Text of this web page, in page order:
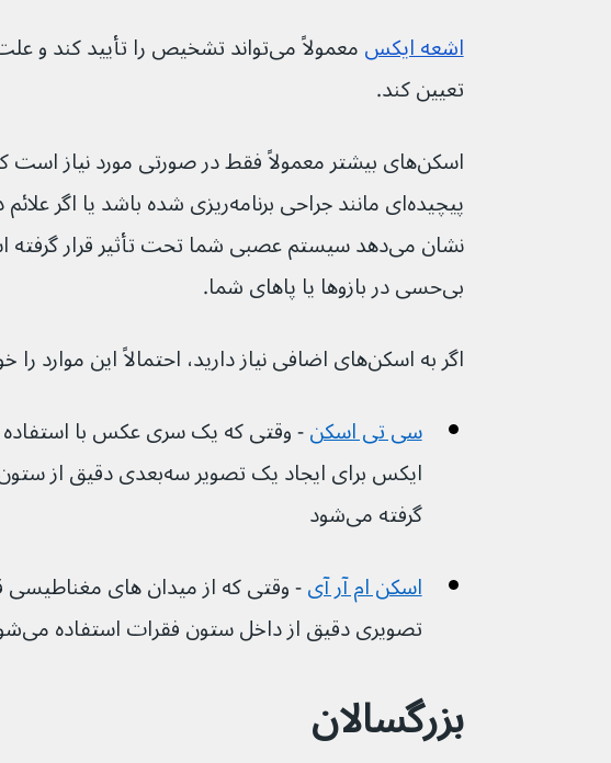
اشعه ایکس
معمولاً می‌تواند تشخیص را تأیید کند و
تعیین کند.
اسکن‌های بیشتر معمولاً فقط در صورتی مورد نیاز است
پیچیده‌ای مانند جراحی برنامه‌ریزی شده باشد
نشان می‌دهد سیستم عصبی شما تحت تأثیر قرار
بی‌حسی در بازوها یا پاهای شما.
اگر به اسکن‌های اضافی نیاز دارید، احتمالاً این موارد را خواهید داشت:
سی تی اسکن - وقتی که یک سری عکس با استفاده
ایکس برای ایجاد یک تصویر
گرفته می‌شود
اسکن ام آر آی - وقتی که از میدان های مغناطیسی
تصویری دقیق از داخل ستون فقرات استفاده می‌شود.
بزرگسالان